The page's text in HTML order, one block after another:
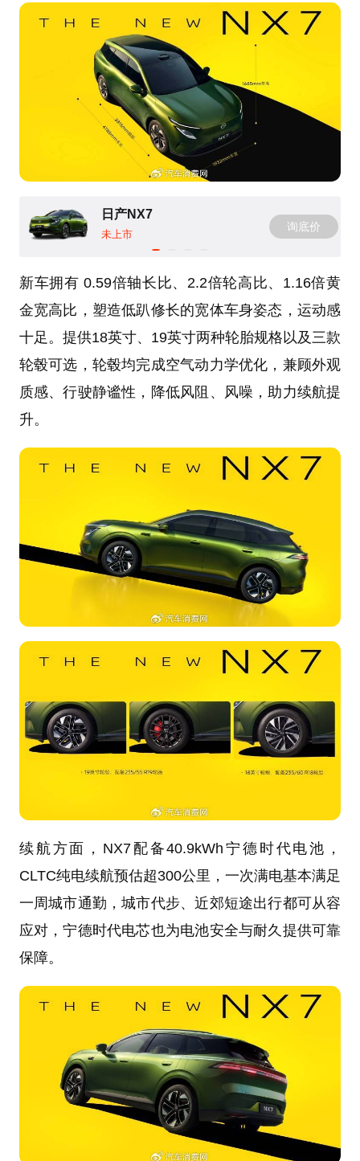
日产NX7
未上市
询底价
新车拥有 0.59倍轴长比、2.2倍轮高比、1.16倍黄
金宽高比，塑造低趴修长的宽体车身姿态，运动感
十足。提供18英寸、19英寸两种轮胎规格以及三款
轮毂可选，轮毂均完成空气动力学优化，兼顾外观
质感、行驶静谧性，降低风阻、风噪，助力续航提
升。
续航方面，NX7配备40.9kWh宁德时代电池，
CLTC纯电续航预估超300公里，一次满电基本满足
一周城市通勤，城市代步、近郊短途出行都可从容
应对，宁德时代电芯也为电池安全与耐久提供可靠
保障。